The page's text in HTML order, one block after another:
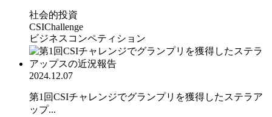
社会的投資
CSIChallenge
ビジネスコンペティション
2024.12.07
第1回CSIチャレンジでグランプリを獲得したステラア
ップ...